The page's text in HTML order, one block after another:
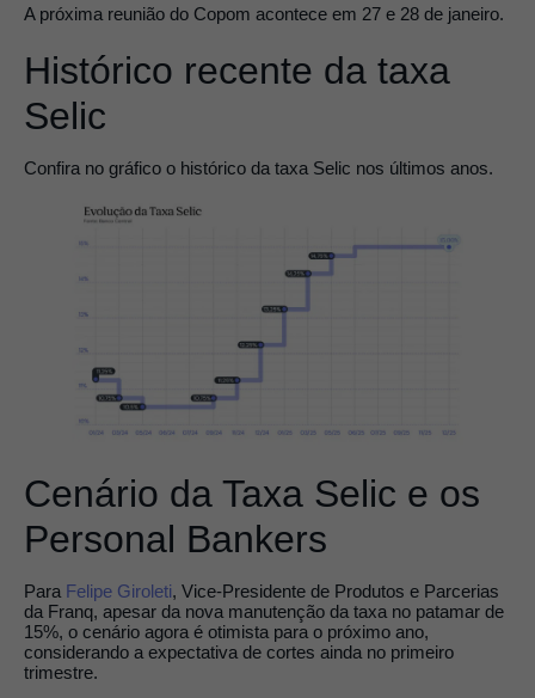
A próxima reunião do Copom acontece em 27 e 28 de janeiro.
Histórico recente da taxa
Selic
Confira no gráfico o histórico da taxa Selic nos últimos anos.
Cenário da Taxa Selic e os
Personal Bankers
Para Felipe Giroleti, Vice-Presidente de Produtos e Parcerias
da Franq, apesar da nova manutenção da taxa no patamar de
15%, o cenário agora é otimista para o próximo ano,
considerando a expectativa de cortes ainda no primeiro
trimestre.